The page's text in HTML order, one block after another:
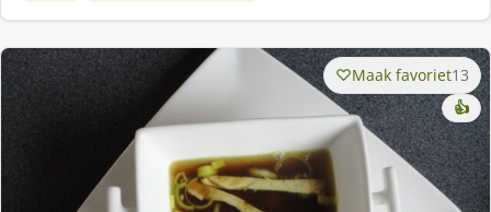
Maak favoriet13
👍